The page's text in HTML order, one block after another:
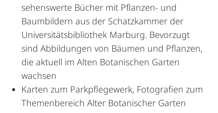
sehenswerte Bücher mit Pflanzen- und
Baumbildern aus der Schatzkammer der
Universitätsbibliothek Marburg. Bevorzugt
sind Abbildungen von Bäumen und Pflanzen,
die aktuell im Alten Botanischen Garten
wachsen
Karten zum Parkpflegewerk, Fotografien zum
Themenbereich Alter Botanischer Garten